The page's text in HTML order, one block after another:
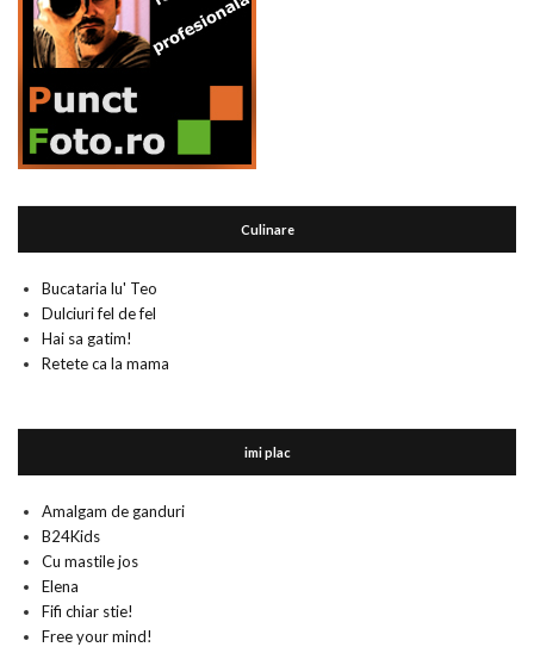
Culinare
Bucataria lu' Teo
Dulciuri fel de fel
Hai sa gatim!
Retete ca la mama
imi plac
Amalgam de ganduri
B24Kids
Cu mastile jos
Elena
Fifi chiar stie!
Free your mind!